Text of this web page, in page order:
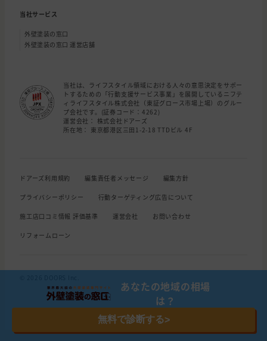
当社サービス
外壁塗装の窓口
外壁塗装の窓口 運営店舗
当社は、ライフスタイル領域における人々の意思決定をサポー
トするための「行動支援サービス事業」を展開しているニフテ
ィライフスタイル株式会社（東証グロース市場上場）のグルー
プ会社です。(証券コード：4262)
運営会社： 株式会社ドアーズ
所在地： 東京都港区三田1-2-18 TTDビル 4F
ドアーズ利用規約 編集責任者メッセージ 編集方針
プライバシーポリシー 行動ターゲティング広告について
施工店口コミ情報 評価基準 運営会社 お問い合わせ
リフォームローン
あなたの地域の相場
は？
無料で診断する>